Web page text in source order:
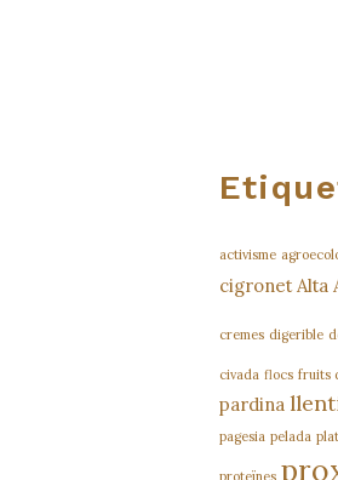
activisme
cigronet Alta
cremes digerible
civada flocs fruits
pardina
pagesia pelada
proteïnes